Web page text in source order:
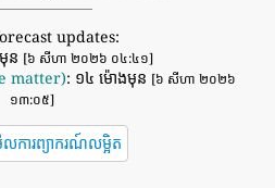
updates:
ន [៦ សីហា ២០២៦ ០៤:៤១]
matter): ១៤ ម៉ោងមុន [៦ សីហា ២០២៦
១៣:០៥]
លការព្យាករណ៍លម្អិត